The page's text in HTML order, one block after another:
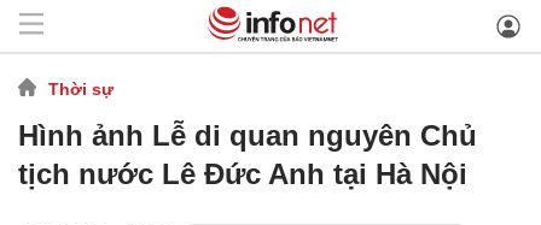
Thời sự
Hình ảnh Lễ di quan nguyên Chủ
tịch nước Lê Đức Anh tại Hà Nội